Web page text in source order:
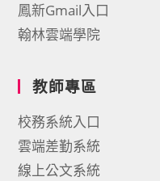
鳳新Gmail入口
翰林雲端學院
教師專區
校務系統入口
雲端差勤系統
線上公文系統